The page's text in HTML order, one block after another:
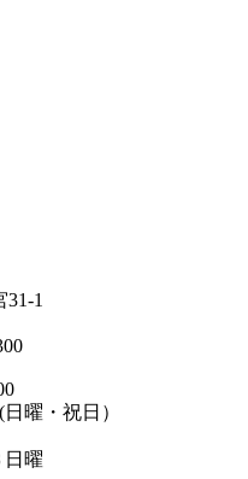
31-1
・祝日）
日曜